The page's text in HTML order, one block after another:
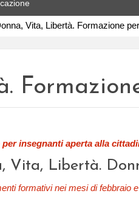
Vita, Libertà. Formazione
insegnanti aperta alla
Vita, Libertà.
formativi nei mesi di febbraio